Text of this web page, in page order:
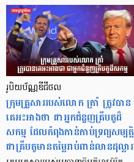
រូបិយប័ណ្ណឌីជីថល
ក្រុមគ្រួសាររបស់លោក ត្រាំ ត្រូវបាន
គេអះអាងថា ជាអ្នកជំនួញគ្រីបតូដ៏
សកម្ម ដែលកំពុងកាន់កាប់ទ្រព្យសម្បត្តិ
ជាគ្រីបតូមានតម្លៃរាប់ពាន់លានដុល្លារ